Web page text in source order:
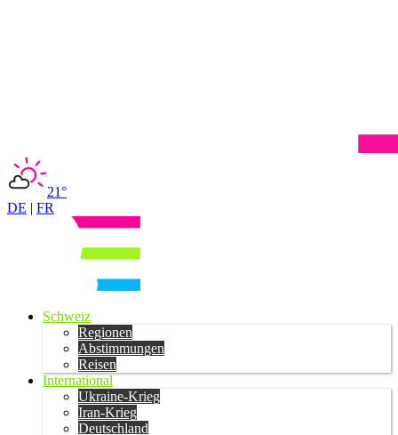
21°
DE | FR
Schweiz
Regionen
Abstimmungen
Reisen
International
Ukraine-Krieg
Iran-Krieg
Deutschland